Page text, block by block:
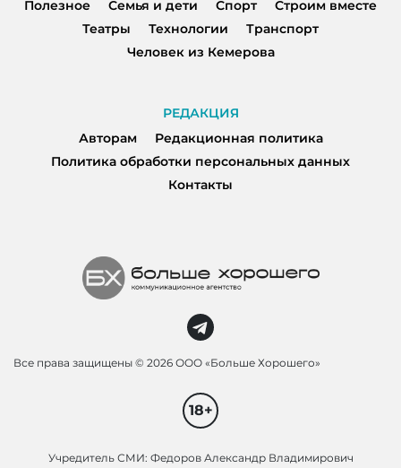
Полезное
Семья и дети Спорт
Строим вместе
Театры
Технологии
Транспорт
Человек из Кемерова
РЕДАКЦИЯ
Авторам
Редакционная политика
Политика обработки персональных данных
Контакты
Все права защищены © 2026 ООО «Больше Хорошего»
18+
Учредитель СМИ: Федоров Александр Владимирович